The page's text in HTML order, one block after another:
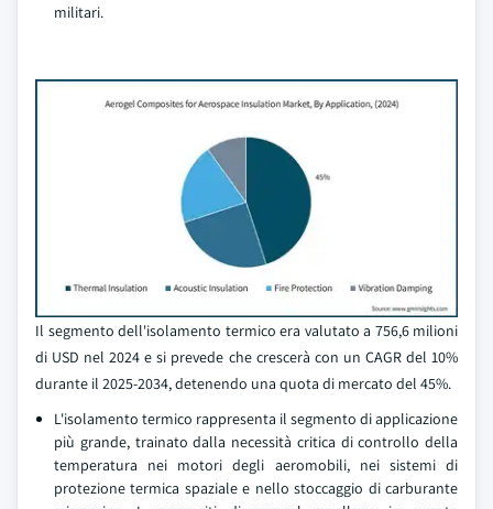
militari.
Il segmento dell'isolamento termico era valutato a 756,6 milioni
di USD nel 2024 e si prevede che crescerà con un CAGR del 10%
durante il 2025-2034, detenendo una quota di mercato del 45%.
L'isolamento termico rappresenta il segmento di applicazione
più grande, trainato dalla necessità critica di controllo della
temperatura nei motori degli aeromobili, nei sistemi di
protezione termica spaziale e nello stoccaggio di carburante